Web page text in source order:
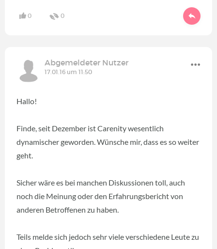
0 0
Abgemeldeter Nutzer
17.01.16 um 11:50
Hallo!
Finde, seit Dezember ist Carenity wesentlich
dynamischer geworden. Wünsche mir, dass es so weiter
geht.
Sicher wäre es bei manchen Diskussionen toll, auch
noch die Meinung oder den Erfahrungsbericht von
anderen Betroffenen zu haben.
Teils melde sich jedoch sehr viele verschiedene Leute zu